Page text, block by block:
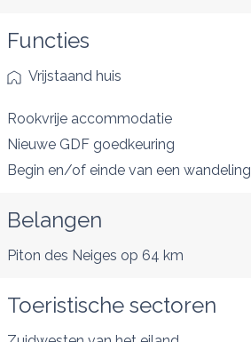
Functies
Vrijstaand huis
Rookvrije accommodatie
Nieuwe GDF goedkeuring
Begin en/of einde van een wandeling
Belangen
Piton des Neiges op 64 km
Toeristische sectoren